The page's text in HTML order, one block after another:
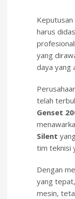
Keputusan
harus
yang
daya yang
telah
Genset
Silent
tim teknisi
Dengan
yang
mesin,